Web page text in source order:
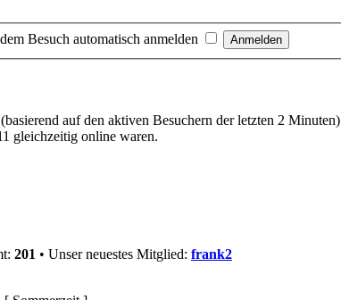
Besuch automatisch anmelden
auf den aktiven Besuchern der letzten 2 Minuten)
gleichzeitig online waren.
201 • Unser neuestes Mitglied: frank2